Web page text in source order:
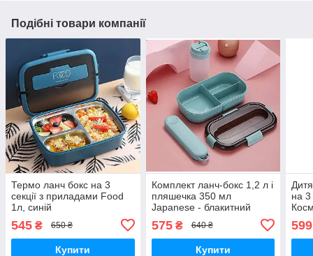
Подібні товари компанії
Термо ланч бокс на 3
секції з приладами Food
1л, синій
545 ₴ 650 ₴
Купити
Комплект ланч-бокс 1,2 л і
пляшечка 350 мл
Japanese - блакитний
575₴ 640 ₴
Купити
на 3
599